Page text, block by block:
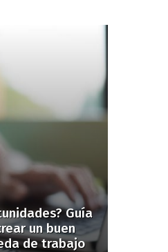
Guía
un buen
de trabajo